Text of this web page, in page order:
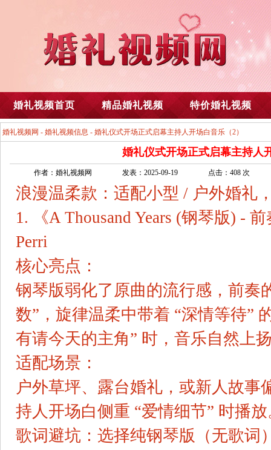
婚礼视频首页 精品婚礼视频 特价婚礼视频
婚礼视频网 - 婚礼视频信息 - 婚礼仪式开场正式启幕主持人开场白音乐（2）
婚礼仪式开场正式启幕主持人
作者：婚礼视频网 发表：2025-09-19 点击：408 次
浪漫温柔款：适配小型 / 户外婚礼
1. 《A Thousand Years (钢琴版) -
Perri
核心亮点：
钢琴版弱化了原曲的流行感，前奏
数”，旋律温柔中带着 “深情等待”
有请今天的主角” 时，音乐自然上
适配场景：
户外草坪、露台婚礼，或新人故事
持人开场白侧重 “爱情细节” 时播
歌词避坑：选择纯钢琴版（无歌词